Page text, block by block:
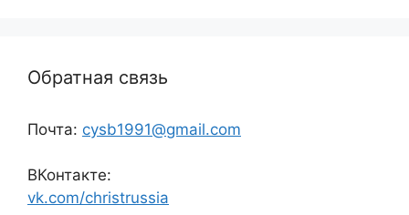
Обратная связь
Почта: cysb1991@gmail.com
ВКонтакте:
vk.com/christrussia